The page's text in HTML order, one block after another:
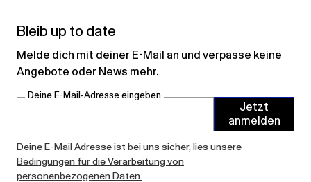
Bleib up to date
Melde dich mit deiner E-Mail an und verpasse keine
Angebote oder News mehr.
Deine E-Mail-Adresse eingeben
Jetzt
anmelden
Deine E-Mail Adresse ist bei uns sicher, lies unsere
Bedingungen für die Verarbeitung von
personenbezogenen Daten.